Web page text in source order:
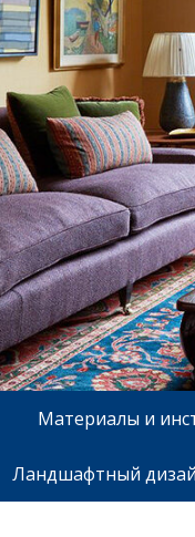
Материалы и
Ландшафтный